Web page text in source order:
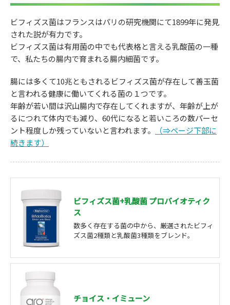
ビフィズス菌はフランスはパリの研究機関にて1899年に発見
された説が有力です。
ビフィズス菌は有用菌の中でも代表格と言える乳酸菌の一種
で、私たちの腸内で育まれる腸内細菌です。
腸には多くて10兆ともされるビフィズス菌が存在して善玉菌
と言われる健康に働いてくれる菌の１つです。
年齢が若い間は沢山腸内で存在してくれますが、年齢が上が
るにつれて体内でも減り、60代になると若いころの数パーセ
ント程度しか残っていないと言われます。
（⇒ページ下部に
続きます）
ビフィズス菌+乳酸菌 プロバイオティク
ス
数多く存在する菌の中から、厳選されたビフィ
ズス菌2種類と乳酸菌3種類をブレンド。
チョイス・イミューン